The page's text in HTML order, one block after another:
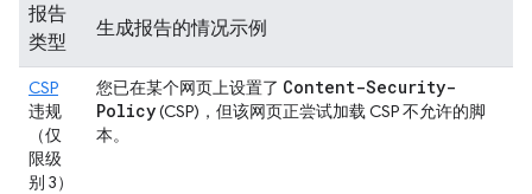
报告
类型
生成报告的情况示例
CSP
违规
（仅
限级
别 3）
您已在某个网页上设置了 Content-Security-
Policy(CSP)，但该网页正尝试加载 CSP 不允许的脚
本。